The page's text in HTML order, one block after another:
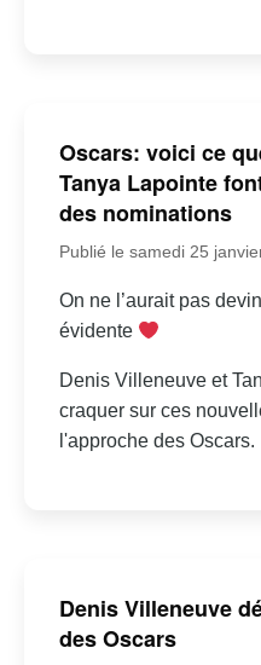
Oscars: voici ce
Tanya Lapointe
des nominations
Publié le samedi 25
On ne l’aurait pas
évidente
Denis Villeneuve et
craquer sur ces
l'approche des Oscars.
Denis Villeneuve
des Oscars